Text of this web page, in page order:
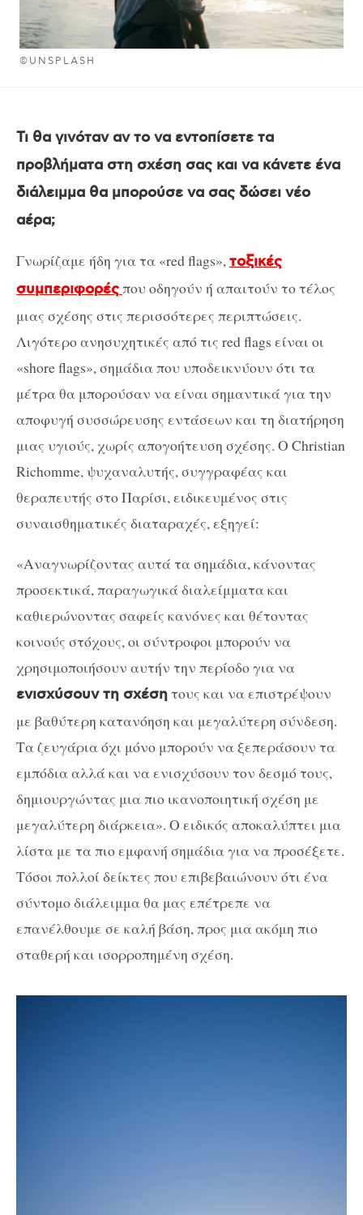
©UNSPLASH
Τι θα γινόταν αν το να εντοπίσετε τα
προβλήματα στη σχέση σας και να κάνετε ένα
διάλειμμα θα μπορούσε να σας δώσει νέο
αέρα;
Γνωρίζαμε ήδη για τα «red flags»,τοξικές
συμπεριφορέςπου οδηγούν ή απαιτούν το τέλος
μιας σχέσης στις περισσότερες περιπτώσεις.
Λιγότερο ανησυχητικές από τις red flags είναι οι
«shore flags», σημάδια που υποδεικνύουν ότι τα
μέτρα θα μπορούσαν να είναι σημαντικά για την
αποφυγή συσσώρευσης εντάσεων και τη διατήρηση
μιας υγιούς, χωρίς απογοήτευση σχέσης. Ο Christian
Richomme, ψυχαναλυτής, συγγραφέας και
θεραπευτής στο Παρίσι, ειδικευμένος στις
συναισθηματικές διαταραχές, εξηγεί:
«Αναγνωρίζοντας αυτά τα σημάδια, κάνοντας
προσεκτικά, παραγωγικά διαλείμματα και
καθιερώνοντας σαφείς κανόνες και θέτοντας
κοινούς στόχους, οι σύντροφοι μπορούν να
χρησιμοποιήσουν αυτήν την περίοδο για να
ενισχύσουν τη σχέσητους και να επιστρέψουν
με βαθύτερη κατανόηση και μεγαλύτερη σύνδεση.
Τα ζευγάρια όχι μόνο μπορούν να ξεπεράσουν τα
εμπόδια αλλά και να ενισχύσουν τον δεσμό τους,
δημιουργώντας μια πιο ικανοποιητική σχέση με
μεγαλύτερη διάρκεια». Ο ειδικός αποκαλύπτει μια
λίστα με τα πιο εμφανή σημάδια για να προσέξετε.
Τόσοι πολλοί δείκτες που επιβεβαιώνουν ότι ένα
σύντομο διάλειμμα θα μας επέτρεπε να
επανέλθουμε σε καλή βάση, προς μια ακόμη πιο
σταθερή και ισορροπημένη σχέση.